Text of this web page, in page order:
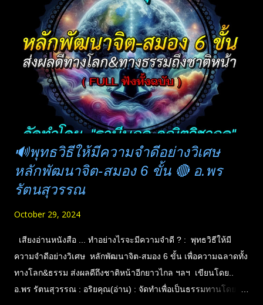
ประกอบวิทย์ บุษรินทร์ เปรี่ยนไทย ซิ้วกี แซ่โง้ว ร่วมจัดทำโดย.. ศุภ
กิจ นิมมานนรเทพ รัฐนี เขมะรัตนา สุภาพร เทียมบุญประเสริฐ บัว
สด ชัยเมือง ครอบครัว ทรงพล พนอมรักษ์ เพชรเสถียร นฤพนธ์ จิระ
พนากุล ครอบครัว​ วิ​ริยา​ ครอบครัว หังสเนตร ครอบครัว คำม่วง
ครอบครัว รัตนพิทักษ์ ครอ...
🔊พุทธวิธีให้มีความจำดีอย่างวิเศษ
หลักพัฒนาจิต-สมอง 6 ขั้น 🔴 อ.พร
รัตนสุวรรณ
October 29, 2024
เสียงอ่านหนังสือ ... ทำอย่างไรจะมีความจำดี ? : พุทธวิธีให้มี
ความจำดีอย่างวิเศษ หลักพัฒนาจิต-สมอง 6 ขั้น เพื่อความฉลาดทั้ง
ทางโลก&ธรรม ส่งผลดีถึงชาติหน้าอีกยาวไกล ฯลฯ เขียนโดย..
อ.พร รัตนสุวรรณ : อริยคุณ(อ่าน) : จัดทำเพื่อเป็นธรรมทานโดย..